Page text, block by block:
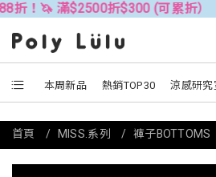
滿$2500折$300 (可累折） 全
本周新品 熱銷TOP30 涼感研究
首頁 MISS.系列 褲子BOTTOMS